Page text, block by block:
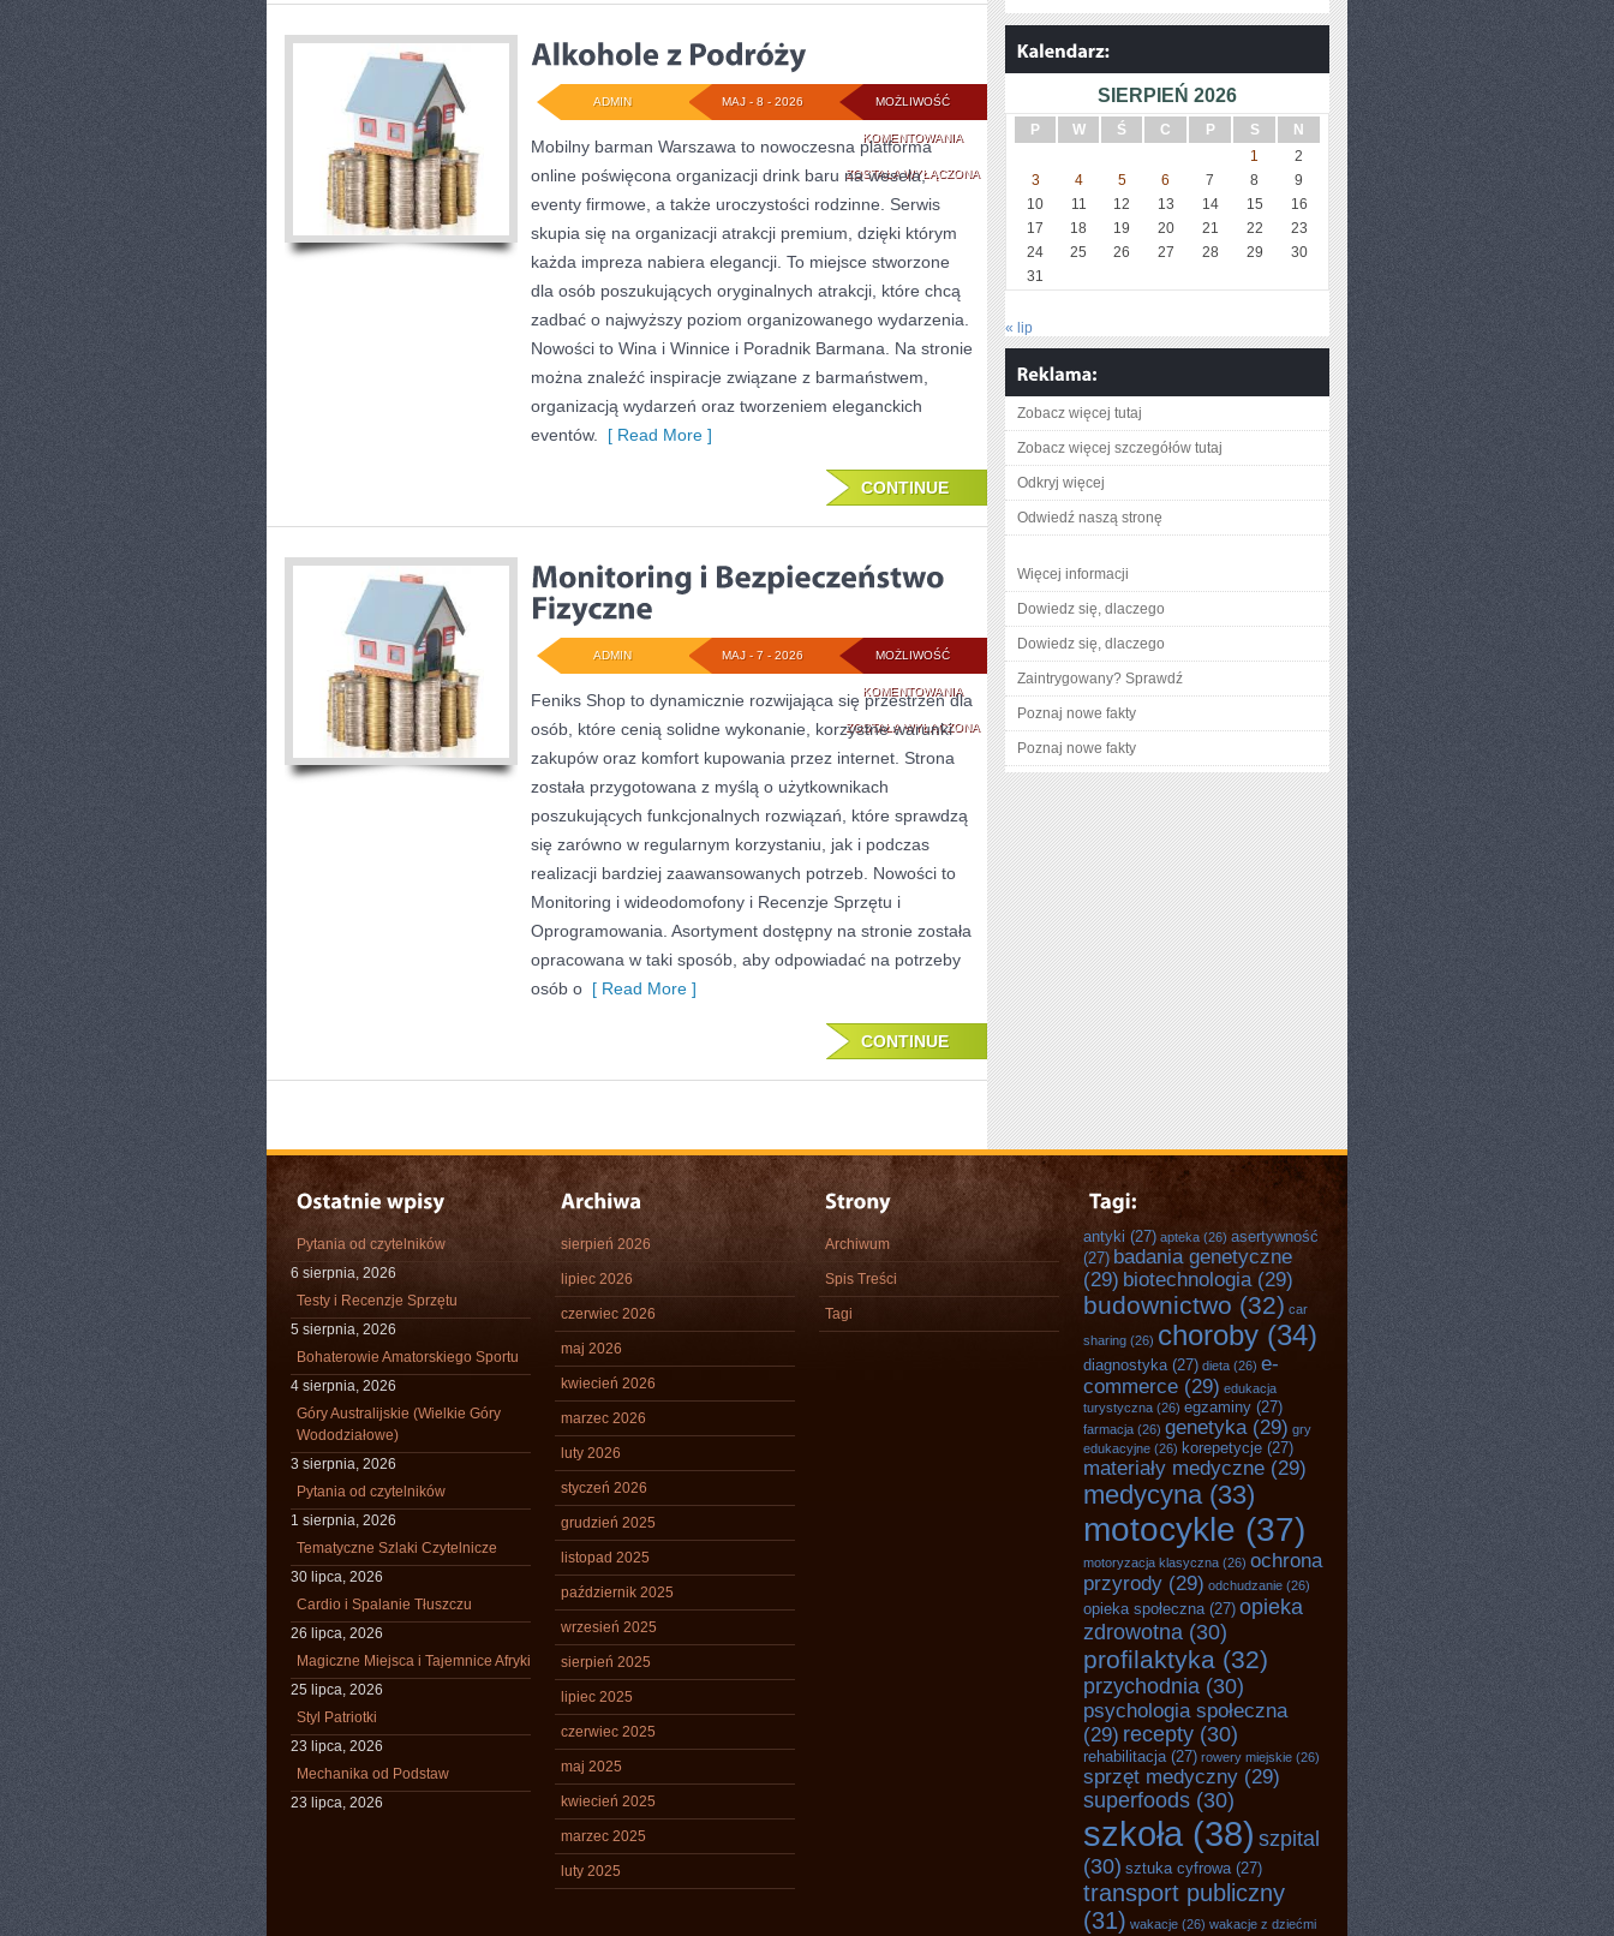
MOŻLIWOŚĆ
KOMENTOWANIAALKOHOLE
Z
PODRÓŻY
ZOSTAŁA WYŁĄCZONA
MAJ - 8 - 2026
ADMIN
Mobilny barman Warszawa to nowoczesna platforma
online poświęcona organizacji drink baru na wesela,
eventy firmowe, a także uroczystości rodzinne. Serwis
skupia się na organizacji atrakcji premium, dzięki którym
każda impreza nabiera elegancji. To miejsce stworzone
dla osób poszukujących oryginalnych atrakcji, które chcą
zadbać o najwyższy poziom organizowanego wydarzenia.
Nowości to Wina i Winnice i Poradnik Barmana. Na stronie
można znaleźć inspiracje związane z barmaństwem,
organizacją wydarzeń oraz tworzeniem eleganckich
eventów.
[ Read More ]
CONTINUE
MOŻLIWOŚĆ
KOMENTOWANIAMONITORING
I
BEZPIECZEŃSTWO
FIZYCZNE
ZOSTAŁA WYŁĄCZONA
MAJ - 7 - 2026
ADMIN
Feniks Shop to dynamicznie rozwijająca się przestrzeń dla
osób, które cenią solidne wykonanie, korzystne warunki
zakupów oraz komfort kupowania przez internet. Strona
została przygotowana z myślą o użytkownikach
poszukujących funkcjonalnych rozwiązań, które sprawdzą
się zarówno w regularnym korzystaniu, jak i podczas
realizacji bardziej zaawansowanych potrzeb. Nowości to
Monitoring i wideodomofony i Recenzje Sprzętu i
Oprogramowania. Asortyment dostępny na stronie została
opracowana w taki sposób, aby odpowiadać na potrzeby
osób o [ Read More ]
CONTINUE
SIERPIEŃ 2026
P W Ś C P S
N
1
2
3
4 5 6 7 8
9
10
11 12 13 14 15
16
17
18 19 20 21 22
23
24
25 26 27 28 29
30
31
« lip
Zobacz więcej tutaj
Zobacz więcej szczegółów tutaj
Odkryj więcej
Odwiedź naszą stronę
Więcej informacji
Dowiedz się, dlaczego
Dowiedz się, dlaczego
Zaintrygowany? Sprawdź
Poznaj nowe fakty
Poznaj nowe fakty
Pytania od czytelników
6 sierpnia, 2026
Testy i Recenzje Sprzętu
5 sierpnia, 2026
Bohaterowie Amatorskiego Sportu
4 sierpnia, 2026
Góry Australijskie (Wielkie Góry
Wododziałowe)
3 sierpnia, 2026
Pytania od czytelników
1 sierpnia, 2026
Tematyczne Szlaki Czytelnicze
30 lipca, 2026
Cardio i Spalanie Tłuszczu
26 lipca, 2026
Magiczne Miejsca i Tajemnice Afryki
25 lipca, 2026
Styl Patriotki
23 lipca, 2026
Mechanika od Podstaw
23 lipca, 2026
sierpień 2026
lipiec 2026
czerwiec 2026
maj 2026
kwiecień 2026
marzec 2026
luty 2026
styczeń 2026
grudzień 2025
listopad 2025
październik 2025
wrzesień 2025
sierpień 2025
lipiec 2025
czerwiec 2025
maj 2025
kwiecień 2025
marzec 2025
luty 2025
Archiwum
Spis Treści
Tagi
antyki (27) apteka (26) asertywność
(27) badania genetyczne
(29) biotechnologia (29)
budownictwo (32) car
sharing (26) choroby (34)
diagnostyka(27) dieta (26) e-
commerce (29) edukacja
turystyczna (26) egzaminy (27)
farmacja (26) genetyka (29) gry
edukacyjne (26) korepetycje (27)
materiały medyczne (29)
medycyna(33)
motocykle (37)
motoryzacja klasyczna (26) ochrona
przyrody (29) odchudzanie (26)
opieka społeczna(27) opieka
zdrowotna (30)
profilaktyka (32)
przychodnia (30)
psychologia społeczna
(29) recepty (30)
rehabilitacja(27) rowery miejskie (26)
sprzęt medyczny (29)
superfoods (30)
szkoła (38) szpital
(30) sztuka cyfrowa(27)
transport publiczny
(31) wakacje (26) wakacje z dziećmi